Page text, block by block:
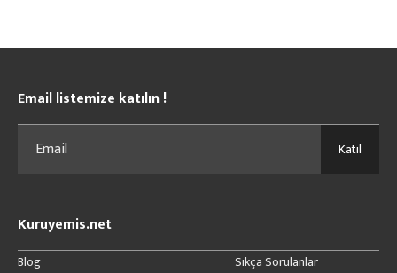
Email listemize katılın !
Katıl
Kuruyemis.net
Blog Sıkça Sorulanlar